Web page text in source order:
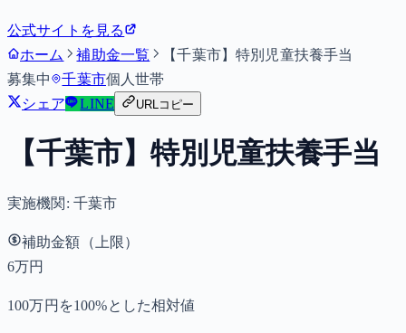
公式サイトを見る
ホーム
補助金一覧
【千葉市】特別児童扶養手当
募集中
千葉市個人世帯
シェア
LINE URLコピー
【千葉市】特別児童扶養手当
実施機関: 千葉市
補助金額（上限）
6万円
100万円を100%とした相対値